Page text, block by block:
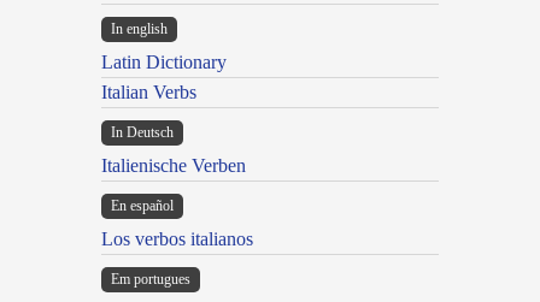
In english
Latin Dictionary
Italian Verbs
In Deutsch
Italienische Verben
En español
Los verbos italianos
Em portugues